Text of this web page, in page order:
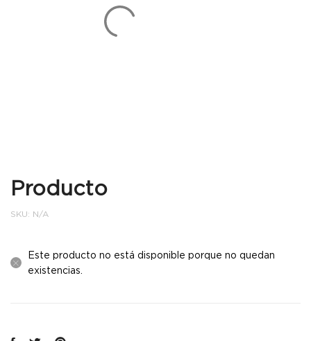
Producto
SKU: N/A
Este producto no está disponible porque no quedan
existencias.